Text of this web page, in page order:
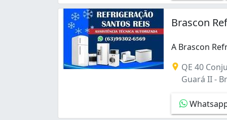
Centro (1)
Condomínio Residencial Santa Maria
Cruzeiro (1)
Gama (4)
Granja do Torto (1)
Guará (4)
Brascon
A Brascon
A Brascon
QE 40
Guará II -